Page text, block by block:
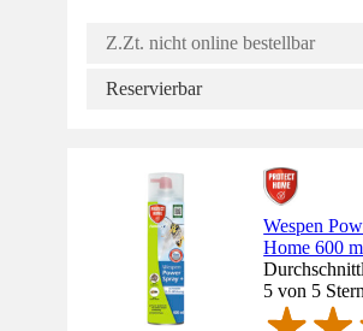
Z.Zt. nicht online bestellbar
Reservierbar
Wespen
Home 600
5 von 5